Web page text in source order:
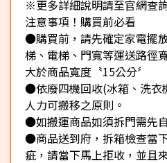
※更多詳細說明請至官網查
注意事項！購買前必看
●購買前，請先確定家電擺
梯、電梯、門寬等運送路徑
大於商品寬度〝15公分〞
●依廢四機回收(冰箱、洗衣
人力可搬移之原則。
●如搬運商品如須拆門需先
●商品送到府，拆箱檢查當
疵，請當下馬上拒收，並且